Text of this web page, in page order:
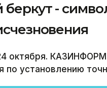
-
октября. КАЗИНФОРМ
по установлению